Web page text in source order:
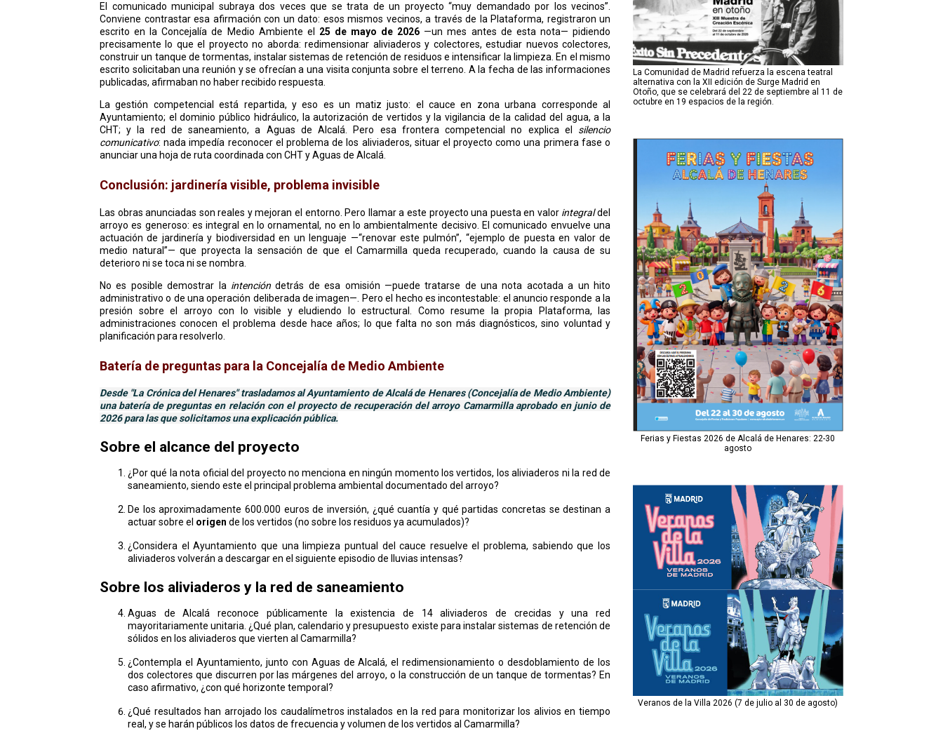
El comunicado municipal subraya dos veces que se trata de un proyecto “muy demandado por los vecinos”.
Conviene contrastar esa afirmación con un dato: esos mismos vecinos, a través de la Plataforma, registraron un
escrito en la Concejalía de Medio Ambiente el 25 de mayo de 2026 —un mes antes de esta nota— pidiendo
precisamente lo que el proyecto no aborda: redimensionar aliviaderos y colectores, estudiar nuevos colectores,
construir un tanque de tormentas, instalar sistemas de retención de residuos e intensificar la limpieza. En el mismo
escrito solicitaban una reunión y se ofrecían a una visita conjunta sobre el terreno. A la fecha de las informaciones
publicadas, afirmaban no haber recibido respuesta.
La gestión competencial está repartida, y eso es un matiz justo: el cauce en zona urbana corresponde al
Ayuntamiento; el dominio público hidráulico, la autorización de vertidos y la vigilancia de la calidad del agua, a la
CHT; y la red de saneamiento, a Aguas de Alcalá. Pero esa frontera competencial no explica el silencio
comunicativo: nada impedía reconocer el problema de los aliviaderos, situar el proyecto como una primera fase o
anunciar una hoja de ruta coordinada con CHT y Aguas de Alcalá.
Conclusión: jardinería visible, problema invisible
Las obras anunciadas son reales y mejoran el entorno. Pero llamar a este proyecto una puesta en valor integraldel
arroyo es generoso: es integral en lo ornamental, no en lo ambientalmente decisivo. El comunicado envuelve una
actuación de jardinería y biodiversidad en un lenguaje —“renovar este pulmón”, “ejemplo de puesta en valor de
medio natural”— que proyecta la sensación de que el Camarmilla queda recuperado, cuando la causa de su
deterioro ni se toca ni se nombra.
No es posible demostrar la intencióndetrás de esa omisión —puede tratarse de una nota acotada a un hito
administrativo o de una operación deliberada de imagen—. Pero el hecho es incontestable: el anuncio responde a la
presión sobre el arroyo con lo visible y eludiendo lo estructural. Como resume la propia Plataforma, las
administraciones conocen el problema desde hace años; lo que falta no son más diagnósticos, sino voluntad y
planificación para resolverlo.
Batería de preguntas para la Concejalía de Medio Ambiente
Desde "La Crónica del Henares" trasladamos al Ayuntamiento de Alcalá de Henares (Concejalía de Medio Ambiente)
una batería de preguntas en relación con el proyecto de recuperación del arroyo Camarmilla aprobado en junio de
2026 para las que solicitamos una explicación pública.
Sobre el alcance del proyecto
¿Por qué la nota oficial del proyecto no menciona en ningún momento los vertidos, los aliviaderos ni la red de
saneamiento, siendo este el principal problema ambiental documentado del arroyo?
De los aproximadamente 600.000 euros de inversión, ¿qué cuantía y qué partidas concretas se destinan a
actuar sobre el origen de los vertidos (no sobre los residuos ya acumulados)?
¿Considera el Ayuntamiento que una limpieza puntual del cauce resuelve el problema, sabiendo que los
aliviaderos volverán a descargar en el siguiente episodio de lluvias intensas?
Sobre los aliviaderos y la red de saneamiento
Aguas de Alcalá reconoce públicamente la existencia de 14 aliviaderos de crecidas y una red
mayoritariamente unitaria. ¿Qué plan, calendario y presupuesto existe para instalar sistemas de retención de
sólidos en los aliviaderos que vierten al Camarmilla?
¿Contempla el Ayuntamiento, junto con Aguas de Alcalá, el redimensionamiento o desdoblamiento de los
dos colectores que discurren por las márgenes del arroyo, o la construcción de un tanque de tormentas? En
caso afirmativo, ¿con qué horizonte temporal?
¿Qué resultados han arrojado los caudalímetros instalados en la red para monitorizar los alivios en tiempo
real, y se harán públicos los datos de frecuencia y volumen de los vertidos al Camarmilla?
La Comunidad de Madrid refuerza la escena teatral
alternativa con la XII edición de Surge Madrid en
Otoño, que se celebrará del 22 de septiembre al 11 de
octubre en 19 espacios de la región.
Ferias y Fiestas 2026 de Alcalá de Henares: 22-30
agosto
Veranos de la Villa 2026 (7 de julio al 30 de agosto)